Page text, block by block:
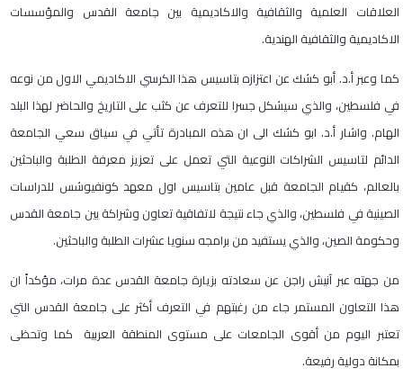
العلاقات العلمية والثقافية والاكاديمية بين جامعة القدس والمؤسسات
الاكاديمية والثقافية الهندية.
كما وعبر أ.د. أبو كشك عن اعتزازه بتاسيس هذا الكرسي الاكاديمي الاول من نوعه
في فلسطين، والذي سيشكل جسرا للتعرف عن كثب على التاريخ والحاضر لهذا البلد
الهام. واشار أ.د. ابو كشك الى ان هذه المبادرة تأتي في سياق سعي الجامعة
الدائم لتاسيس الشراكات النوعية التي تعمل على تعزيز معرفة الطلبة والباحثين
بالعالم، كقيام الجامعة قبل عامين بتاسيس اول معهد كونفيوشس للدراسات
الصينية في فلسطين، والذي جاء نتيجة لاتفاقية تعاون وشراكة بين جامعة القدس
وحكومة الصين، والذي يستفيد من برامجه سنويا عشرات الطلبة والباحثين.
من جهته عبر آنيش راجن عن سعادته بزيارة جامعة القدس عدة مرات، مؤكداً ان
هذا التعاون المستمر جاء من رغبتهم في التعرف أكثر على جامعة القدس التي
تعتبر اليوم من أقوى الجامعات على مستوى المنطقة العربية كما وتحظى
بمكانة دولية رفيعة.